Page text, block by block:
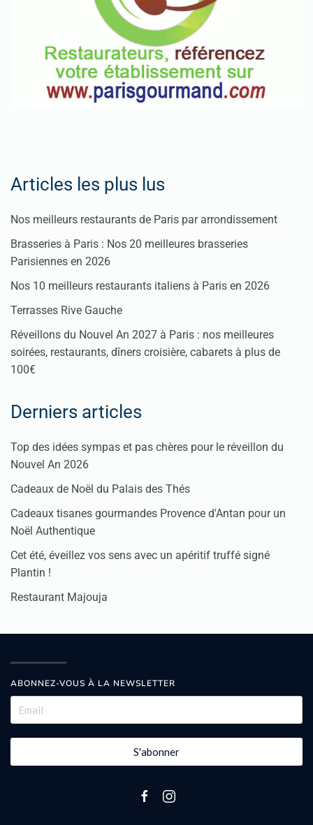
Articles les plus lus
Nos meilleurs restaurants de Paris par arrondissement
Brasseries à Paris : Nos 20 meilleures brasseries
Parisiennes en 2026
Nos 10 meilleurs restaurants italiens à Paris en 2026
Terrasses Rive Gauche
Réveillons du Nouvel An 2027 à Paris : nos meilleures
soirées, restaurants, dîners croisière, cabarets à plus de
100€
Derniers articles
Top des idées sympas et pas chères pour le réveillon du
Nouvel An 2026
Cadeaux de Noël du Palais des Thés
Cadeaux tisanes gourmandes Provence d'Antan pour un
Noël Authentique
Cet été, éveillez vos sens avec un apéritif truffé signé
Plantin !
Restaurant Majouja
ABONNEZ-VOUS À LA NEWSLETTER
S'abonner